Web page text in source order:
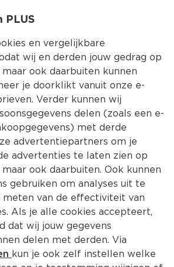
Kies jouw
PLUS
en vergelijkbare
wij en derden jouw gedrag op
ook daarbuiten kunnen
je doorklikt vanuit onze e-
Verder kunnen wij
delen (zoals een e-
met derde
advertentiepartners om je
advertenties te laten zien op
ook daarbuiten. Ook kunnen
gebruiken om analyses uit te
meten van de effectiviteit van
Als je alle cookies accepteert,
dat wij jouw gegevens
delen met derden. Via
kun je ook zelf instellen welke